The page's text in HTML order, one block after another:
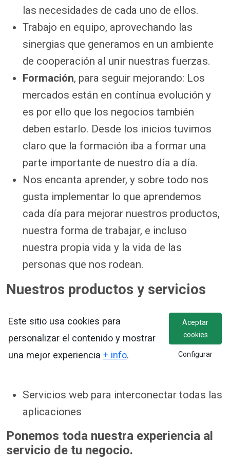
las necesidades de cada uno de ellos.
Trabajo en equipo, aprovechando las
sinergias que generamos en un ambiente
de cooperación al unir nuestras fuerzas.
Formación, para seguir mejorando: Los
mercados están en contínua evolución y
es por ello que los negocios también
deben estarlo. Desde los inicios tuvimos
claro que la formación iba a formar una
parte importante de nuestro día a día.
Nos encanta aprender, y sobre todo nos
gusta implementar lo que aprendemos
cada día para mejorar nuestros productos,
nuestra forma de trabajar, e incluso
nuestra propia vida y la vida de las
personas que nos rodean.
Nuestros productos y servicios
Plataforma de Fidelización para trabajar en
la nube
Aplicaciones móviles (Android, Iphone)
Aplicaciones de escritorio para Windows
Servicios web para interconectar todas las
aplicaciones
Ponemos toda nuestra experiencia al
servicio de tu negocio.
Este sitio usa cookies para
personalizar el contenido y mostrar
una mejor experiencia + info.
Aceptar
cookies
Configurar